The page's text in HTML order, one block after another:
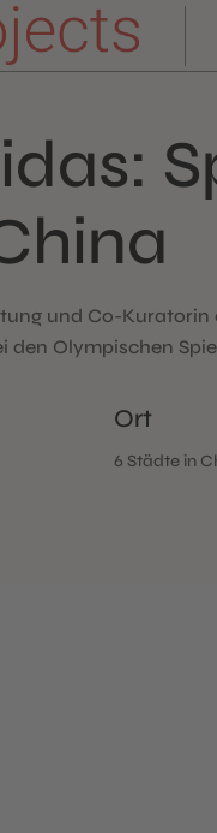
und Co-Kuratorin
den Olympischen
Ort
6 Städte in